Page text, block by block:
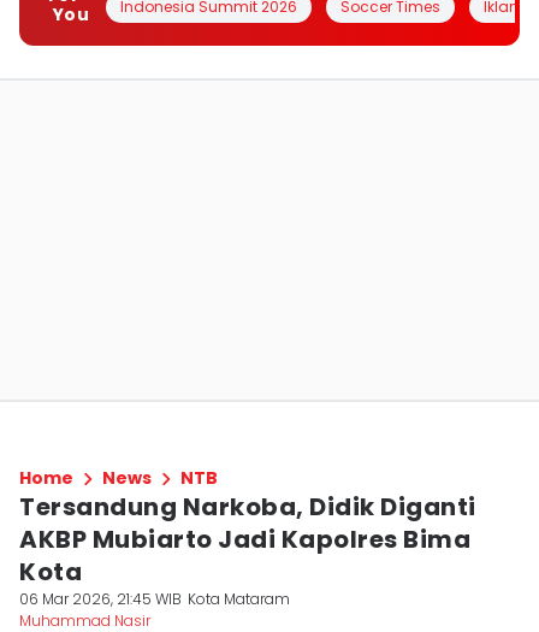
You
Indonesia Summit 2026 Soccer Times Iklanin
Home News NTB
Tersandung Narkoba, Didik Diganti
AKBP Mubiarto Jadi Kapolres Bima
Kota
06 Mar 2026, 21:45 WIB Kota Mataram
Muhammad Nasir